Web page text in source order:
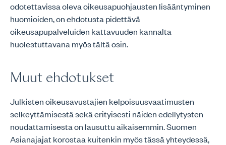
odotettavissa oleva oikeusapuohjausten lisääntyminen
huomioiden, on ehdotusta pidettävä
oikeusapupalveluiden kattavuuden kannalta
huolestuttavana myös tältä osin.
Muut ehdotukset
Julkisten oikeusavustajien kelpoisuusvaatimusten
selkeyttämisestä sekä erityisesti näiden edellytysten
noudattamisesta on lausuttu aikaisemmin. Suomen
Asianajajat korostaa kuitenkin myös tässä yhteydessä,